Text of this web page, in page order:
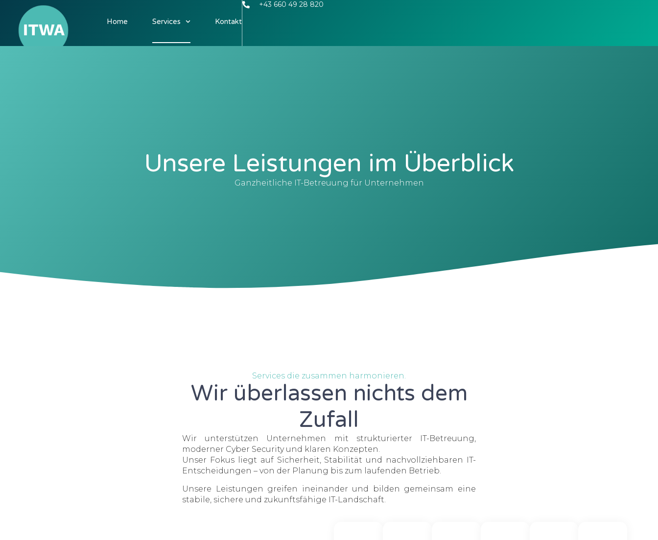
Home Services Kontakt
+43 660 49 28 820
Unsere Leistungen im Überblick
Ganzheitliche IT-Betreuung für Unternehmen
Services die zusammen harmonieren.
Wir überlassen nichts dem
Zufall
Wir unterstützen Unternehmen mit strukturierter IT-Betreuung,
moderner Cyber Security und klaren Konzepten.
Unser Fokus liegt auf Sicherheit, Stabilität und nachvollziehbaren IT-
Entscheidungen – von der Planung bis zum laufenden Betrieb.
Unsere Leistungen greifen ineinander und bilden gemeinsam eine
stabile, sichere und zukunftsfähige IT-Landschaft.